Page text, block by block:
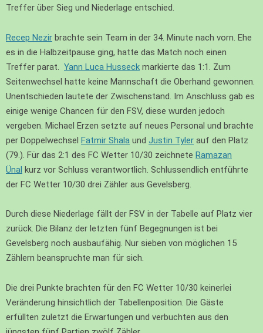
Treffer über Sieg und Niederlage entschied.
Recep Nezir brachte sein Team in der 34. Minute nach vorn. Ehe
es in die Halbzeitpause ging, hatte das Match noch einen
Treffer parat. Yann Luca Husseck markierte das 1:1. Zum
Seitenwechsel hatte keine Mannschaft die Oberhand gewonnen.
Unentschieden lautete der Zwischenstand. Im Anschluss gab es
einige wenige Chancen für den FSV, diese wurden jedoch
vergeben. Michael Erzen setzte auf neues Personal und brachte
per Doppelwechsel Fatmir Shala und Justin Tyler auf den Platz
(79.). Für das 2:1 des FC Wetter 10/30 zeichnete Ramazan
Ünal kurz vor Schluss verantwortlich. Schlussendlich entführte
der FC Wetter 10/30 drei Zähler aus Gevelsberg.
Durch diese Niederlage fällt der FSV in der Tabelle auf Platz vier
zurück. Die Bilanz der letzten fünf Begegnungen ist bei
Gevelsberg noch ausbaufähig. Nur sieben von möglichen 15
Zählern beanspruchte man für sich.
Die drei Punkte brachten für den FC Wetter 10/30 keinerlei
Veränderung hinsichtlich der Tabellenposition. Die Gäste
erfüllten zuletzt die Erwartungen und verbuchten aus den